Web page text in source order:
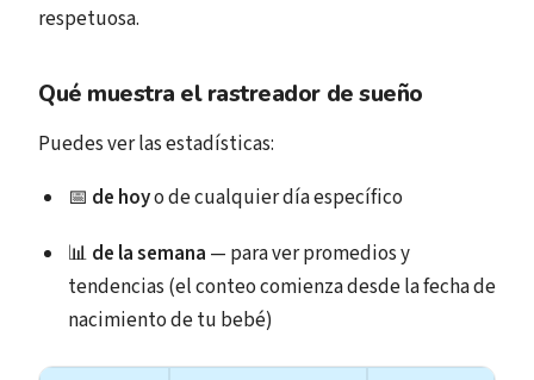
respetuosa.
Qué muestra el rastreador de sueño
Puedes ver las estadísticas:
📅 de hoyo de cualquier día específico
📊 de la semana — para ver promedios y
tendencias (el conteo comienza desde la fecha de
nacimiento de tu bebé)